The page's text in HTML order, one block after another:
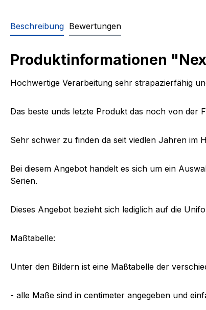
Beschreibung Bewertungen
Produktinformationen
Hochwertige Verarbeitung sehr strapazierfähig
Das beste unds letzte Produkt das noch von der
Sehr schwer zu finden da seit viedlen Jahren im
Bei diesem Angebot handelt es sich um ein
Serien.
Dieses Angebot bezieht sich lediglich auf die
Maßtabelle:
Unter den Bildern ist eine Maßtabelle der
- alle Maße sind in centimeter angegeben und